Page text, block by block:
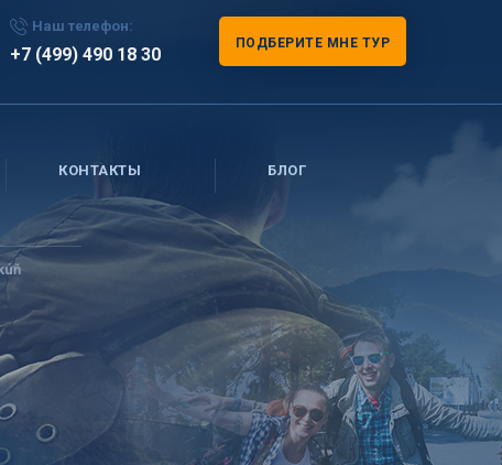
Наш телефон:
+7 (499) 490 18 30
ПОДБЕРИТЕ МНЕ ТУР
КОНТАКТЫ БЛОГ